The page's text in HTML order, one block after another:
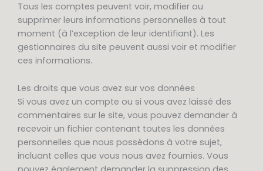
Tous les comptes peuvent voir, modifier ou
supprimer leurs informations personnelles à tout
moment (à l’exception de leur identifiant). Les
gestionnaires du site peuvent aussi voir et modifier
ces informations.
Les droits que vous avez sur vos données
Si vous avez un compte ou si vous avez laissé des
commentaires sur le site, vous pouvez demander à
recevoir un fichier contenant toutes les données
personnelles que nous possédons à votre sujet,
incluant celles que vous nous avez fournies. Vous